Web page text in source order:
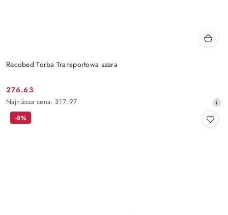
Recobed Torba Transportowa szara
Cena
promocyjna:
276.63
Najniższa
cena
Najniższa cena: 317.97
-8%